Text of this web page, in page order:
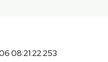
08:21:22.253